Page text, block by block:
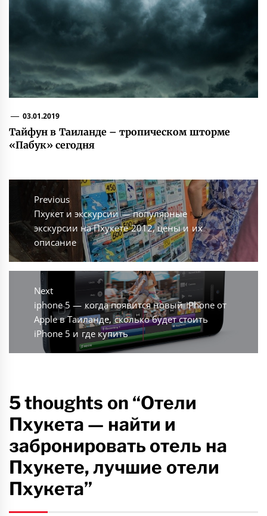
03.01.2019
Тайфун в Таиланде – тропическом шторме
«Пабук» сегодня
Навигация
записям
Previous
Previous
post:
Пхукет и экскурсии — популярные
экскурсии на Пхукете 2012, цены и их
описание
Next
Next
post:
iphone 5 — когда появится новый iPhone от
Apple в Таиланде, сколько будет стоить
iPhone 5 и где купить
5 thoughts on “Отели
Пхукета — найти и
забронировать отель на
Пхукете, лучшие отели
Пхукета”